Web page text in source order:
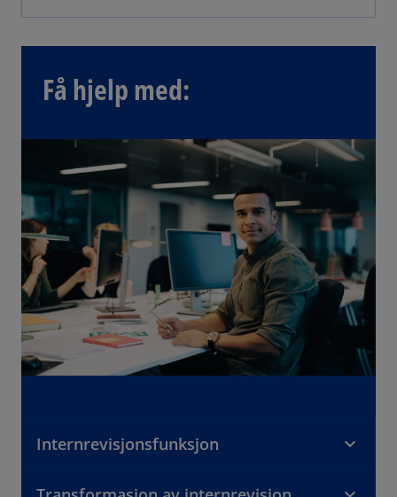
Få hjelp med:
Internrevisjonsfunksjon